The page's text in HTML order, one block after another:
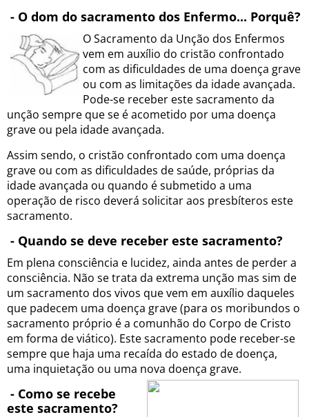
- O dom do sacramento dos Enfermo... Porquê?
O Sacramento da Unção dos Enfermos
vem em auxílio do cristão confrontado
com as dificuldades de uma doença grave
ou com as limitações da idade avançada.
Pode-se receber este sacramento da
unção sempre que se é acometido por uma doença
grave ou pela idade avançada.
Assim sendo, o cristão confrontado com uma doença
grave ou com as dificuldades de saúde, próprias da
idade avançada ou quando é submetido a uma
operação de risco deverá solicitar aos presbíteros este
sacramento.
- Quando se deve receber este sacramento?
Em plena consciência e lucidez, ainda antes de perder a
consciência. Não se trata da extrema unção mas sim de
um sacramento dos vivos que vem em auxílio daqueles
que padecem uma doença grave (para os moribundos o
sacramento próprio é a comunhão do Corpo de Cristo
em forma de viático). Este sacramento pode receber-se
sempre que haja uma recaída do estado de doença,
uma inquietação ou uma nova doença grave.
- Como se recebe
este sacramento?